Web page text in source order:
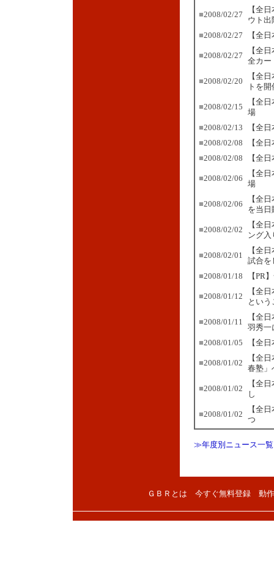
■2008/02/27
【全
ウト出
■2008/02/27 【全
■2008/02/27
【全
全カー
■2008/02/20
【全
トを
■2008/02/15
【全
場
■2008/02/13
【全
■2008/02/08
【全
■2008/02/08 【全
■2008/02/06
【全
場
■2008/02/06
【全
を当日
■2008/02/02
【全
ング入
■2008/02/01
【全
試合を
■2008/01/18 【PR
■2008/01/12
【全
とい
■2008/01/11
【全
羽秀一
■2008/01/05 【全
■2008/01/02
【全
春塾」
■2008/01/02
【全
し
■2008/01/02
【全
つ
≫年度別ニュース一覧
ＧＢＲとは 今すぐ無料登録 動